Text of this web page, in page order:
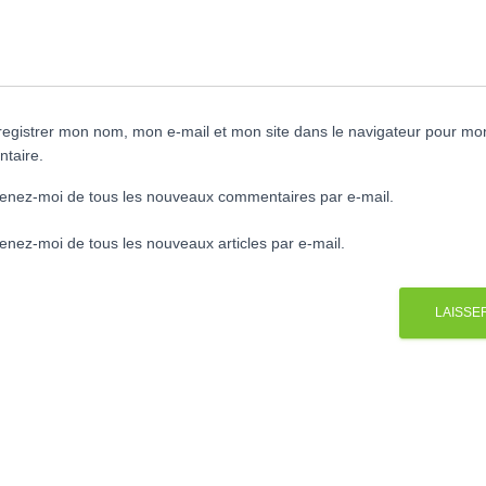
mon nom, mon e-mail et mon site dans le navigateur pour
moi de tous les nouveaux commentaires par e-mail.
moi de tous les nouveaux articles par e-mail.